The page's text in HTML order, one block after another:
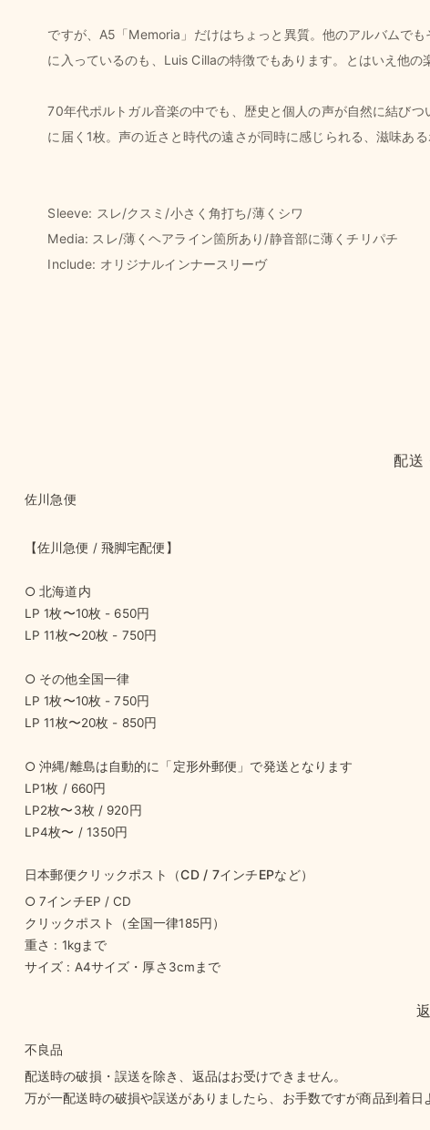
ですが、A5「Memoria」だけはちょっと異質。他のアルバムで
に入っているのも、Luis Cillaの特徴でもあります。とはいえ他
70年代ポルトガル音楽の中でも、歴史と個人の声が自然に結び
に届く1枚。声の近さと時代の遠さが同時に感じられる、滋味あ
Sleeve: スレ/クスミ/小さく角打ち/薄くシワ
Media: スレ/薄くヘアライン箇所あり/静音部に薄くチリパチ
Include: オリジナルインナースリーヴ
配送
佐川急便
【佐川急便 / 飛脚宅配便】
○ 北海道内
LP 1枚〜10枚 - 650円
LP 11枚〜20枚 - 750円
○ その他全国一律
LP 1枚〜10枚 - 750円
LP 11枚〜20枚 - 850円
○ 沖縄/離島は自動的に「定形外郵便」で発送となります
LP1枚 / 660円
LP2枚〜3枚 / 920円
LP4枚〜 / 1350円
日本郵便クリックポスト（CD / 7インチEPなど）
○ 7インチEP / CD
クリックポスト（全国一律185円）
重さ : 1kgまで
サイズ : A4サイズ・厚さ3cmまで
不良品
配送時の破損・誤送を除き、返品はお受けできません。
万が一配送時の破損や誤送がありましたら、お手数ですが商品到着日